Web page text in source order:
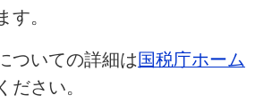
す。
ついての詳細は 国税庁ホーム
ださい。